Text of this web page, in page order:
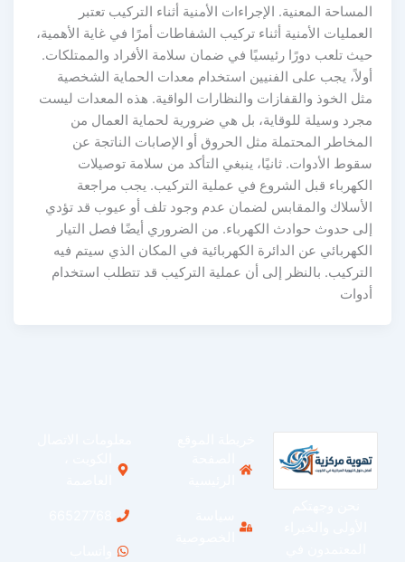
المعنية. الإجراءات الأمنية أثناء التركيب تعتبر
الأمنية أثناء تركيب الشفاطات أمرًا في غاية الأهمية،
تلعب دورًا رئيسيًا في ضمان سلامة الأفراد والممتلكات.
يجب على الفنيين استخدام معدات الحماية الشخصية
الخوذ والقفازات والنظارات الواقية. هذه المعدات ليست
وسيلة للوقاية، بل هي ضرورية لحماية العمال من
المحتملة مثل الحروق أو الإصابات الناتجة عن
الأدوات. ثانيًا، ينبغي التأكد من سلامة توصيلات
قبل الشروع في عملية التركيب. يجب مراجعة
والمقابس لضمان عدم وجود تلف أو عيوب قد تؤدي
حدوث حوادث الكهرباء. من الضروري أيضًا فصل التيار
عن الدائرة الكهربائية في المكان الذي سيتم فيه
بالنظر إلى أن عملية التركيب قد تتطلب استخدام
الرئيسية
الخصوصية
العاصمة
66527768
واتساب